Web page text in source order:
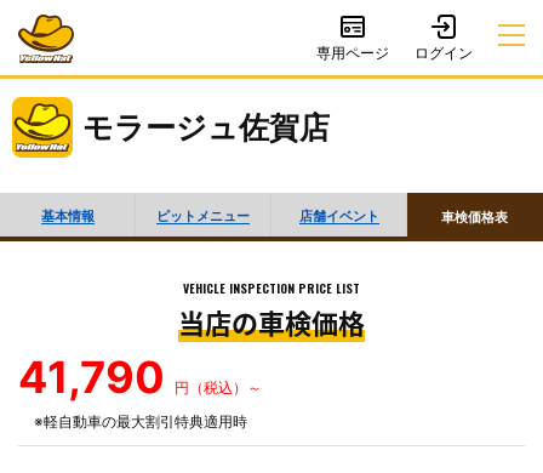
専用ページ
モラージュ佐賀店
基本情報 ピットメニュー 店舗イベント 車検価格表
VEHICLE INSPECTION PRICE LIST
当店の車検価格
41,790
円（税込）～
※軽自動車の最大割引特典適用時